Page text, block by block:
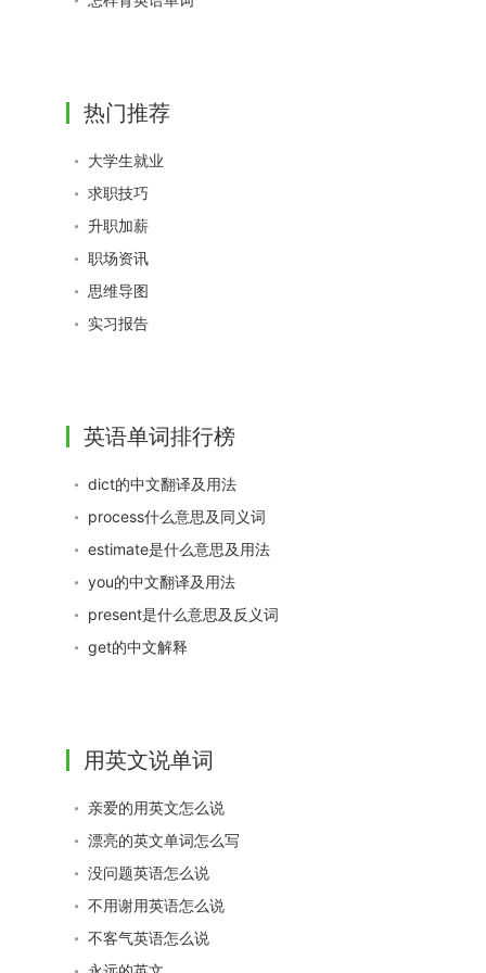
热门推荐
大学生就业
求职技巧
升职加薪
职场资讯
思维导图
实习报告
英语单词排行榜
dict的中文翻译及用法
process什么意思及同义词
estimate是什么意思及用法
you的中文翻译及用法
present是什么意思及反义词
get的中文解释
用英文说单词
亲爱的用英文怎么说
漂亮的英文单词怎么写
没问题英语怎么说
不用谢用英语怎么说
不客气英语怎么说